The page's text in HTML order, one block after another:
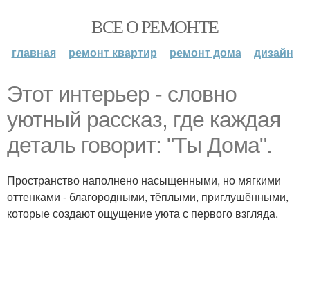
ВСЕ О РЕМОНТЕ
главная ремонт квартир ремонт дома дизайн
Этот интерьер - словно
уютный рассказ, где каждая
деталь говорит: "Ты Дома".
Пространство наполнено насыщенными, но мягкими
оттенками - благородными, тёплыми, приглушёнными,
которые создают ощущение уюта с первого взгляда.